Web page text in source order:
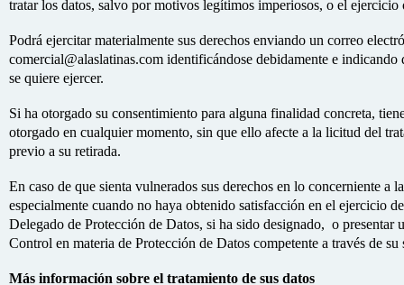
tratar los datos, salvo por motivos legítimos imperiosos, o el ejercicio
Podrá ejercitar materialmente sus derechos enviando un correo
comercial@alaslatinas.com identificándose debidamente e
se quiere ejercer.
Si ha otorgado su consentimiento para alguna finalidad concreta,
otorgado en cualquier momento, sin que ello afecte a la licitud del
previo a su retirada.
En caso de que sienta vulnerados sus derechos en lo concerniente a
especialmente cuando no haya obtenido satisfacción en el ejercicio
Delegado de Protección de Datos, si ha sido designado, o presentar
Control en materia de Protección de Datos competente a través de
Más información sobre el tratamiento de sus datos